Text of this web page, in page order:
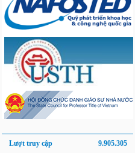
Lượt truy cập 9.905.305